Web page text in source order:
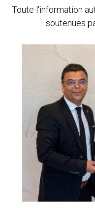
Toute l'information
soutenues